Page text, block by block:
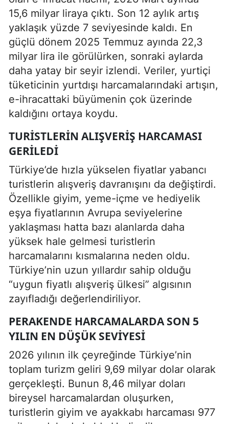
15,6 milyar liraya çıktı. Son 12 aylık artış
yaklaşık yüzde 7 seviyesinde kaldı. En
güçlü dönem 2025 Temmuz ayında 22,3
milyar lira ile görülürken, sonraki aylarda
daha yatay bir seyir izlendi. Veriler, yurtiçi
tüketicinin yurtdışı harcamalarındaki artışın,
e-ihracattaki büyümenin çok üzerinde
kaldığını ortaya koydu.
TURISTLERIN ALIŞVERIŞ HARCAMASI
GERILEDI
Türkiye’de hızla yükselen fiyatlar yabancı
turistlerin alışveriş davranışını da değiştirdi.
Özellikle giyim, yeme-içme ve hediyelik
eşya fiyatlarının Avrupa seviyelerine
yaklaşması hatta bazı alanlarda daha
yüksek hale gelmesi turistlerin
harcamalarını kısmalarına neden oldu.
Türkiye’nin uzun yıllardır sahip olduğu
“uygun fiyatlı alışveriş ülkesi” algısının
zayıfladığı değerlendiriliyor.
PERAKENDE HARCAMALARDA SON 5
YILIN EN DÜŞÜK SEVIYESI
2026 yılının ilk çeyreğinde Türkiye’nin
toplam turizm geliri 9,69 milyar dolar olarak
gerçekleşti. Bunun 8,46 milyar doları
bireysel harcamalardan oluşurken,
turistlerin giyim ve ayakkabı harcaması 977